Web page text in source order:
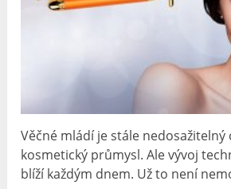
Věčné mládí je stále nedosažitelný
kosmetický průmysl. Ale vývoj
blíží každým dnem. Už to není